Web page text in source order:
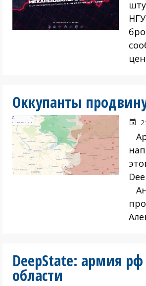
Оккупанты
DeepState: армия
области